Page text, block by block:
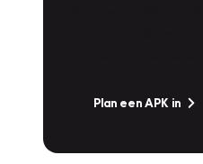
Plan een APK in